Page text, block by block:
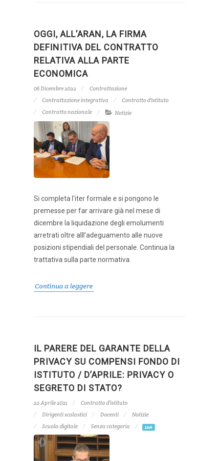
OGGI, ALL’ARAN, LA FIRMA
DEFINITIVA DEL CONTRATTO
RELATIVA ALLA PARTE
ECONOMICA
06 Dicembre 2022
Contrattazione
Contrattazione integrativa
Contratto d'istituto
Contratto nazionale
Notizie
Si completa l'iter formale e si pongono le
premesse per far arrivare già nel mese di
dicembre la liquidazione degli emolumenti
arretrati oltre alll’adeguamento alle nuove
posizioni stipendiali del personale. Continua la
trattativa sulla parte normativa.
Continua a leggere
IL PARERE DEL GARANTE DELLA
PRIVACY SU COMPENSI FONDO DI
ISTITUTO / D’APRILE: PRIVACY O
SEGRETO DI STATO?
22 Aprile 2021
Contratto d'istituto
Dirigenti scolastici
Docenti
Notizie
Scuola digitale
Senza categoria Link